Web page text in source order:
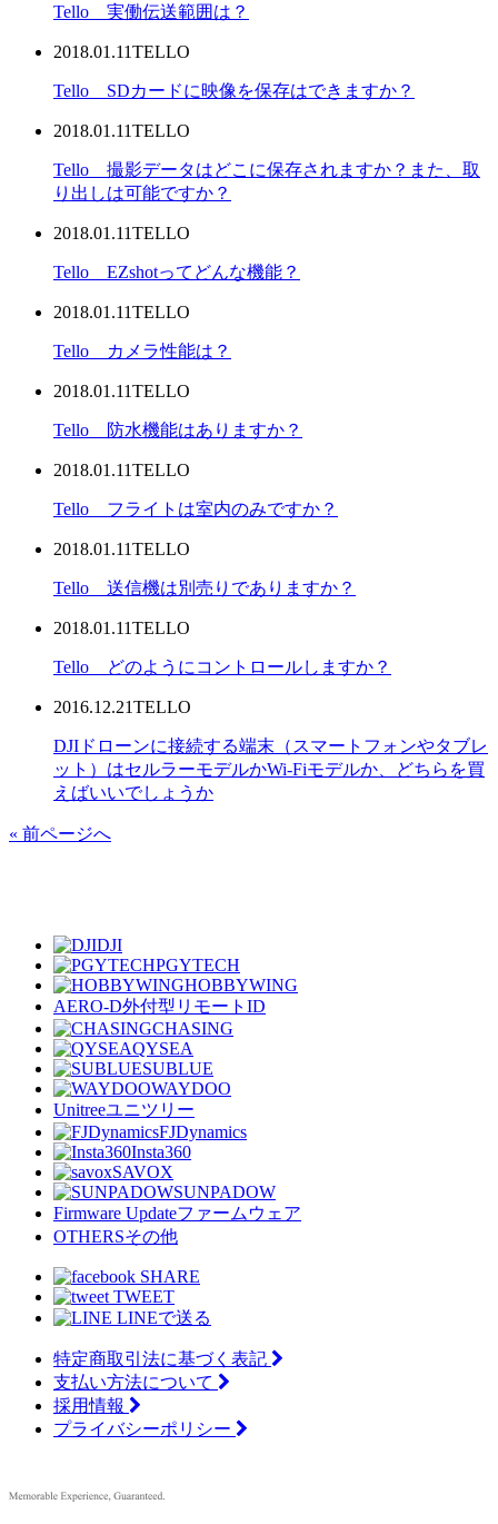
Tello 実働伝送範囲は？
2018.01.11TELLO
Tello SDカードに映像を保存はできますか？
2018.01.11TELLO
Tello 撮影データはどこに保存されますか？また、取
り出しは可能ですか？
2018.01.11TELLO
Tello EZshotってどんな機能？
2018.01.11TELLO
Tello カメラ性能は？
2018.01.11TELLO
Tello 防水機能はありますか？
2018.01.11TELLO
Tello フライトは室内のみですか？
2018.01.11TELLO
Tello 送信機は別売りでありますか？
2018.01.11TELLO
Tello どのようにコントロールしますか？
2016.12.21TELLO
DJIドローンに接続する端末（スマートフォンやタブレ
ット）はセルラーモデルかWi-Fiモデルか、どちらを買
えばいいでしょうか
« 前ページへ
DJI
PGYTECH
HOBBYWING
AERO-D外付型リモートID
CHASING
QYSEA
SUBLUE
WAYDOO
Unitreeユニツリー
FJDynamics
Insta360
SAVOX
SUNPADOW
Firmware Updateファームウェア
OTHERSその他
SHARE
TWEET
LINEで送る
特定商取引法に基づく表記
支払い方法について
採用情報
プライバシーポリシー